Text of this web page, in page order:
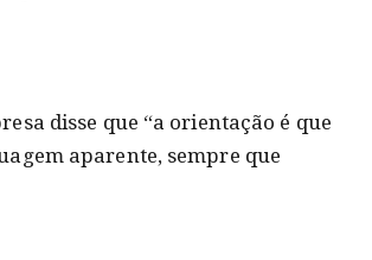
disse que “a orientação é que
aparente, sempre que